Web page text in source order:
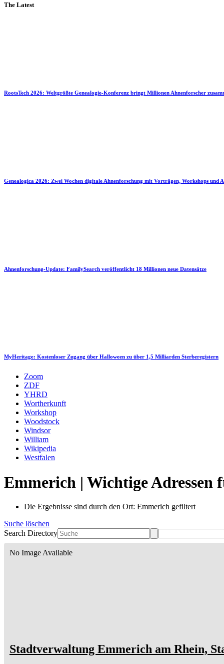
The Latest
RootsTech 2026: Weltgrößte Genealogie-Konferenz bringt Millionen Ahnenforscher
Genealogica 2026: Zwei Wochen digitale Ahnenforschung mit Vorträgen, Workshops und
Ahnenforschung-Update: FamilySearch veröffentlicht 18 Millionen neue Datensätze
MyHeritage: Kostenloser Zugang über Halloween zu über 1,5 Milliarden Sterberegistern
Zoom
ZDF
YHRD
Wortherkunft
Workshop
Woodstock
Windsor
William
Wikipedia
Westfalen
Emmerich | Wichtige Adressen
Die Ergebnisse sind durch den Ort: Emmerich gefiltert
Suche löschen
Search Directory
No Image Available
Stadtverwaltung Emmerich am Rhein,